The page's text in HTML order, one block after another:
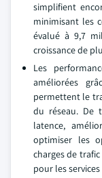
simplifient
minimisant les
évalué à 9,7
croissance de
Les
améliorées
permettent le
du réseau. De
latence,
optimiser les
charges de
pour les